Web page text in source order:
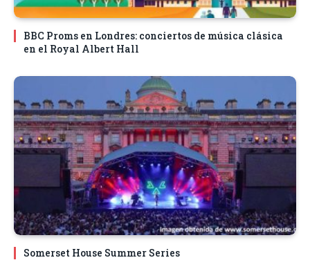
BBC Proms en Londres: conciertos de música clásica
en el Royal Albert Hall
Somerset House Summer Series